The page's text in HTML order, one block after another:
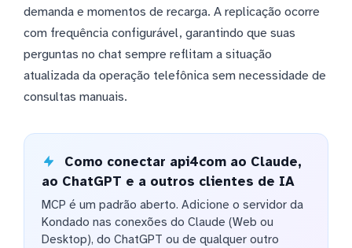
demanda e momentos de recarga. A replicação ocorre
com frequência configurável, garantindo que suas
perguntas no chat sempre reflitam a situação
atualizada da operação telefônica sem necessidade de
consultas manuais.
Como conectar api4com ao Claude,
ao ChatGPT e a outros clientes de IA
MCP é um padrão aberto. Adicione o servidor da
Kondado nas conexões do Claude (Web ou
Desktop), do ChatGPT ou de qualquer outro